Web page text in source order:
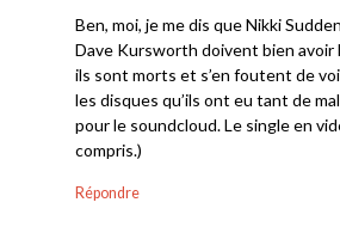
Ben, moi, je me dis que Nikki
Dave Kursworth doivent bien avoir
ils sont morts et s’en foutent de
les disques qu’ils ont eu tant de
pour le soundcloud. Le single en
compris.)
Répondre